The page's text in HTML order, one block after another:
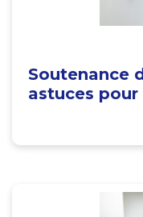
Soutenance
astuces